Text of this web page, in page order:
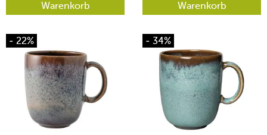
Warenkorb Warenkorb
- 22% - 34%